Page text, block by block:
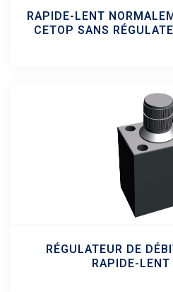
RAPIDE-LENT
CETOP SANS
RÉGULATEUR DE
RAPIDE-